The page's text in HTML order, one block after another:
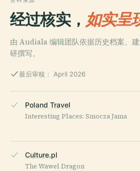
经过核实， 如实呈
由 Audiala 编辑团队依据历史档案、
研撰写。
最后审核： April 2026
Poland Travel
Interesting Places: Smocza Jama
Culture.pl
The Wawel Dragon